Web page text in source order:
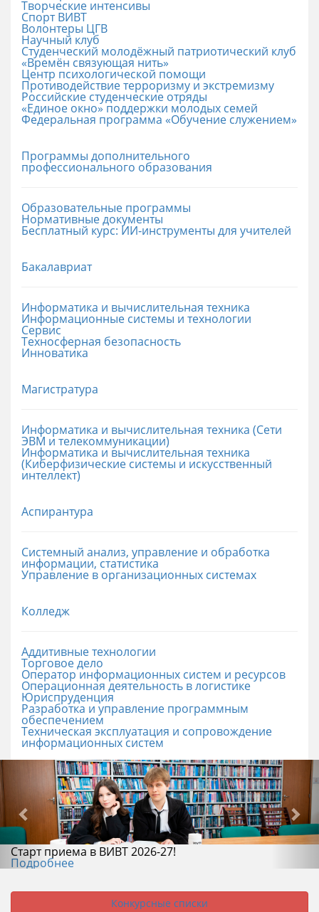
Творческие интенсивы
Спорт ВИВТ
Волонтеры ЦГВ
Научный клуб
Студенческий молодёжный патриотический клуб
«Времён связующая нить»
Центр психологической помощи
Противодействие терроризму и экстремизму
Российские cтуденческие отряды
«Единое окно» поддержки молодых семей
Федеральная программа «Обучение служением»
Программы дополнительного
профессионального образования
Образовательные программы
Нормативные документы
Бесплатный курс: ИИ‑инструменты для учителей
Бакалавриат
Информатика и вычислительная техника
Информационные системы и технологии
Сервис
Техносферная безопасность
Инноватика
Магистратура
Информатика и вычислительная техника (Сети
ЭВМ и телекоммуникации)
Информатика и вычислительная техника
(Киберфизические системы и искусственный
интеллект)
Аспирантура
Системный анализ, управление и обработка
информации, статистика
Управление в организационных системах
Колледж
Аддитивные технологии
Торговое дело
Оператор информационных систем и ресурсов
Операционная деятельность в логистике
Юриспруденция
Разработка и управление программным
обеспечением
Техническая эксплуатация и сопровождение
информационных систем
Старт приема в ВИВТ 2026-27!
Подробнее
Конкурсные списки